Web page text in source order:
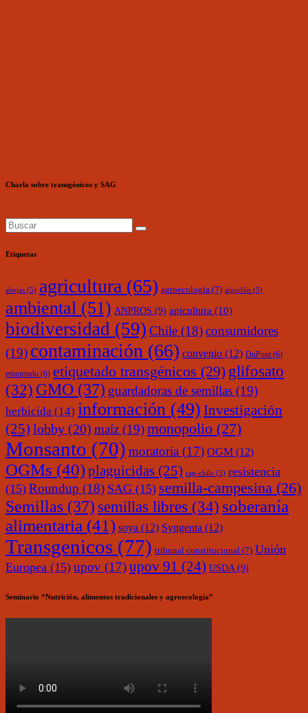
Charla sobre transgénicos y SAG
Etiquetas
abejas (5) agricultura (65) agroecología (7) algodón (5)
ambiental (51) ANPROS (9) apicultura (10)
biodiversidad (59) Chile (18)consumidores
(19) contaminación (66) convenio (12) DuPont (6)
etiquetado (6) etiquetado transgénicos (29) glifosato
(32) GMO (37) guardadoras de semillas (19)
herbicida (14) información (49) Investigación
(25) lobby (20) maíz (19)monopolio (27)
Monsanto (70) moratoria (17) OGM (12)
OGMs (40)plaguicidas (25) rap-chile (5) resistencia
(15) Roundup (18) SAG (15) semilla-campesina (26)
Semillas (37) semillas libres (34) soberanía
alimentaria (41) soya (12) Syngenta (12)
Transgenicos (77) tribunal constitucional (7) Unión
Europea (15) upov (17)upov 91 (24) USDA (9)
Seminario “Nutrición, alimentos tradicionales y agroecología”